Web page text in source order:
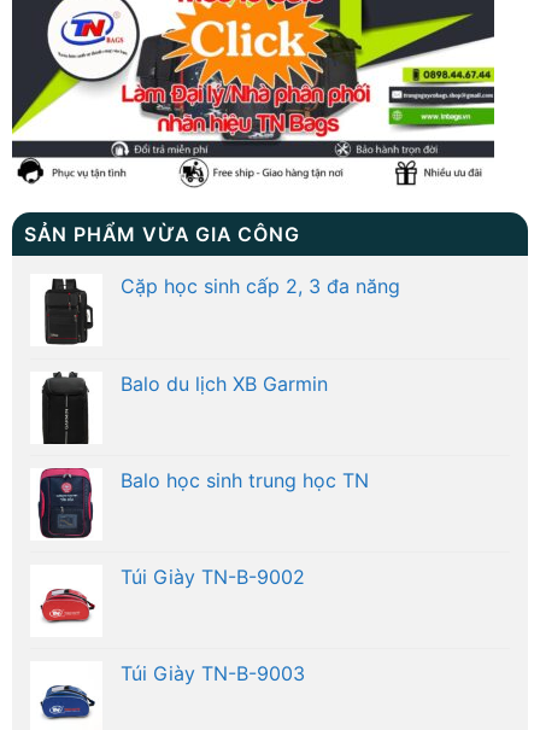
SẢN PHẨM VỪA GIA CÔNG
Cặp học sinh cấp 2, 3 đa năng
Balo du lịch XB Garmin
Balo học sinh trung học TN
Túi Giày TN-B-9002
Túi Giày TN-B-9003